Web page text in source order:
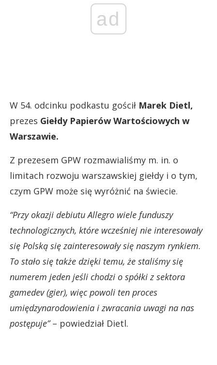
ad
W 54. odcinku podkastu gościł Marek Dietl,
prezes Giełdy Papierów Wartościowych w
Warszawie.
Z prezesem GPW rozmawialiśmy m. in. o
limitach rozwoju warszawskiej giełdy i o tym,
czym GPW może się wyróżnić na świecie.
“Przy okazji debiutu Allegro wiele funduszy
technologicznych, które wcześniej nie interesowały
się Polską się zainteresowały się naszym rynkiem.
To stało się także dzięki temu, że staliśmy się
numerem jeden jeśli chodzi o spółki z sektora
gamedev (gier), więc powoli ten proces
umiędzynarodowienia i zwracania uwagi na nas
postępuje”– powiedział Dietl.